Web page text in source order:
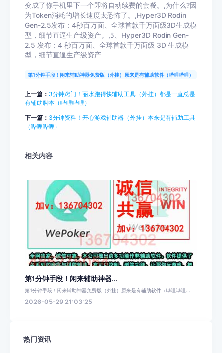
变成了你手机里下一个即将自动续费的套餐。,为什么?因
为Token消耗的增长速度太恐怖了。,Hyper3D Rodin
Gen-2.5发布：4秒百万面、全球首款千万面级3D生成模
型，细节直逼生产级资产。,5、Hyper3D Rodin Gen-
2.5 发布：4 秒百万面、全球首款千万面级 3D 生成模
型，细节直逼生产级资产
第1分钟手段！闲来辅助神器免费版（外挂）原来是有辅助软件（哔哩哔哩）
上一篇： 3分钟窍门！丽水跑得快辅助工具（外挂）都是一直总是
有辅助脚本（哔哩哔哩）
下一篇： 3分钟资料！开心游戏辅助器（外挂）本来是有辅助工具
（哔哩哔哩）
相关内容
第1分钟手段！闲来辅助神器...
第1分钟手段！闲来辅助神器免费版（外挂）原来是有辅助软件（哔哩哔哩...
2026-05-29 21:03:25
热门资讯